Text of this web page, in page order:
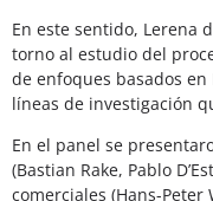
En este sentido, Lerena
torno al estudio del
de enfoques basados
líneas de investigación
En el panel se
(Bastian Rake, Pablo
comerciales (Hans-Peter